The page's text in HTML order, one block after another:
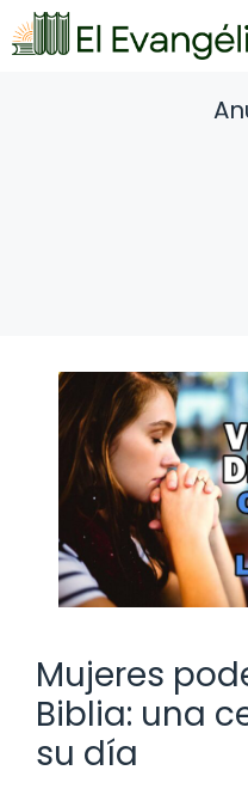
Saltar
al
Mujeres
Biblia: una
su día